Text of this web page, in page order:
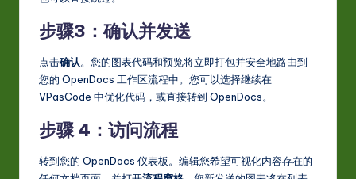
步骤3：确认并发送
点击确认。您的图表代码和预览将立即打包并安全地路由到
您的 OpenDocs 工作区流程中。您可以选择继续在
VPasCode 中优化代码，或直接转到 OpenDocs。
步骤 4：访问流程
转到您的 OpenDocs 仪表板。编辑您希望可视化内容存在的